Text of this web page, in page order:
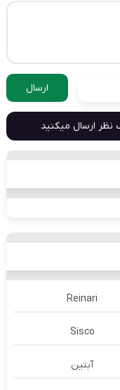
ارسال
نظر ارسال میکنید
Reinari
Sisco
آبتین